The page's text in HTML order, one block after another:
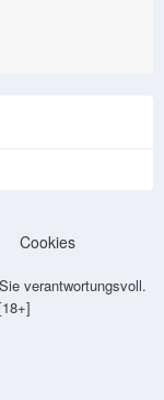
Cookies
verantwortungsvoll.